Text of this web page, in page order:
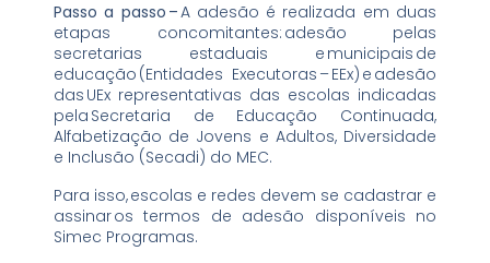
Passo a passo –A adesão é realizada em duas
etapas concomitantes: adesão pelas
secretarias estaduais e municipais de
educação (Entidades Executoras – EEx) e adesão
das UEx representativas das escolas indicadas
pela Secretaria de Educação Continuada,
Alfabetização de Jovens e Adultos, Diversidade
e Inclusão (Secadi) do MEC.
Para isso, escolas e redes devem se cadastrar e
assinar os termos de adesão disponíveis no
Simec Programas.